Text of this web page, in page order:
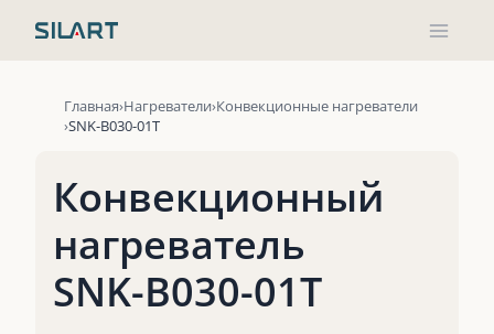
Главная Нагреватели Конвекционные нагреватели
SNK-B030-01T
Конвекционный
нагреватель
SNK-B030-01T